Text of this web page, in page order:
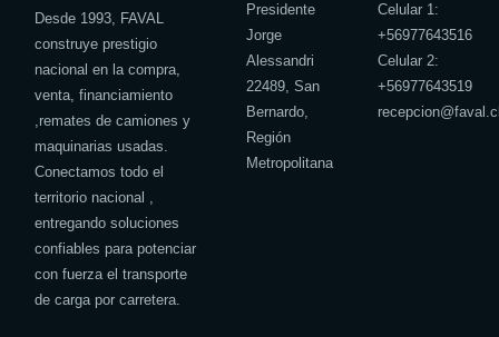
Desde 1993, FAVAL
construye prestigio
nacional en la compra,
venta, financiamiento
,remates de camiones y
maquinarias usadas.
Conectamos todo el
territorio nacional ,
entregando soluciones
confiables para potenciar
con fuerza el transporte
de carga por carretera.
Presidente
Jorge
Alessandri
22489, San
Bernardo,
Región
Metropolitana
Celular 1:
+56977643516
Celular 2:
+56977643519